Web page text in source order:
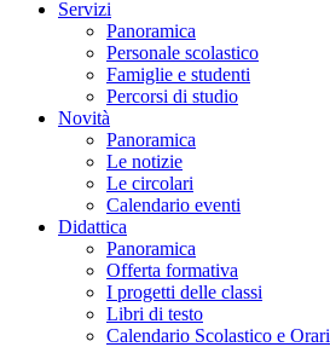
Servizi
Panoramica
Personale scolastico
Famiglie e studenti
Percorsi di studio
Novità
Panoramica
Le notizie
Le circolari
Calendario eventi
Didattica
Panoramica
Offerta formativa
I progetti delle classi
Libri di testo
Calendario Scolastico e Orari